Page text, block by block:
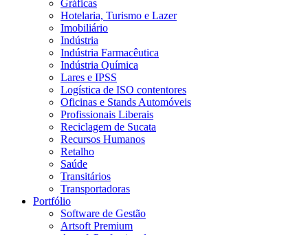
Gráficas
Hotelaria, Turismo e Lazer
Imobiliário
Indústria
Indústria Farmacêutica
Indústria Química
Lares e IPSS
Logística de ISO contentores
Oficinas e Stands Automóveis
Profissionais Liberais
Reciclagem de Sucata
Recursos Humanos
Retalho
Saúde
Transitários
Transportadoras
Portfólio
Software de Gestão
Artsoft Premium